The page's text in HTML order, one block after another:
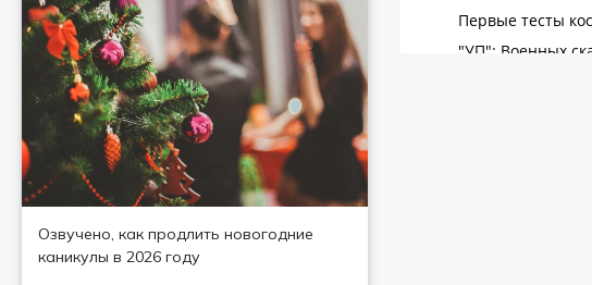
Озвучено, как продлить новогодние
каникулы в 2026 году